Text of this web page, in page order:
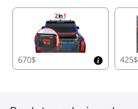
670$ 425$